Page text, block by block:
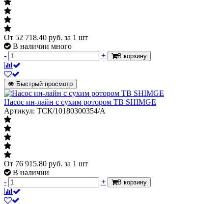
От 52 718.40 руб. за 1 шт
В наличии много
-
+ В корзину
Быстрый просмотр
Насос ин-лайн с сухим ротором TB SHIMGE
Артикул: ТСК/10180300354/А
От 76 915.80 руб. за 1 шт
В наличии
-
+ В корзину